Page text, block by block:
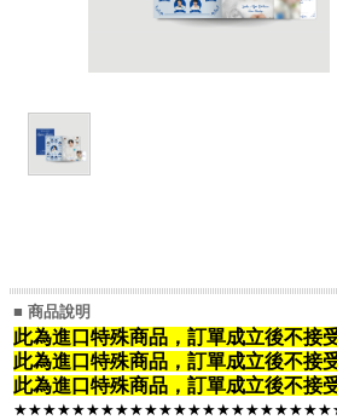
■ 商品說明
此為進口特殊商品，訂單成立後不接
此為進口特殊商品， 訂單成立後不接
此為進口特殊商品， 訂單成立後不接